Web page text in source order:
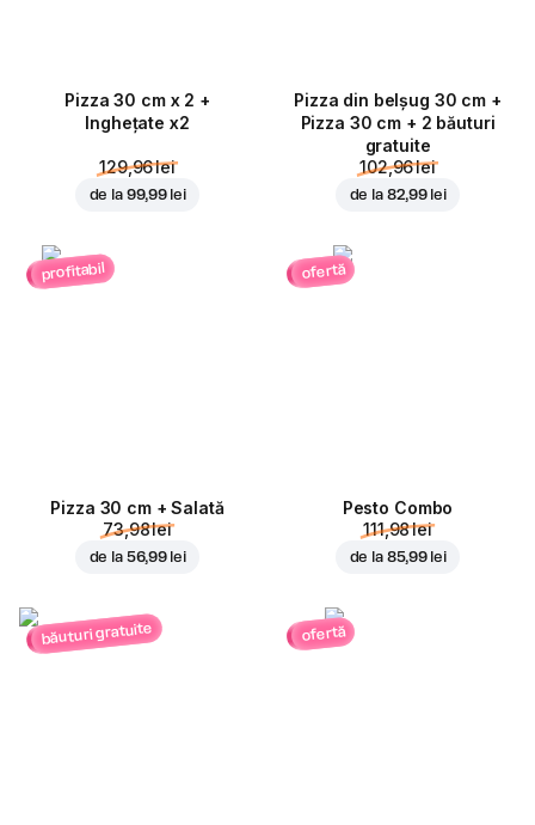
Pizza 30 cm x 2 +
Inghețate x2
129,96 lei
de la 99,99 lei
Pizza din belșug 30 cm +
Pizza 30 cm + 2 băuturi
gratuite
102,96 lei
de la 82,99 lei
profitabil
Pizza 30 cm + Salată
73,98 lei
de la 56,99 lei
ofertă
Pesto Combo
111,98 lei
de la 85,99 lei
băuturi gratuite ofertă